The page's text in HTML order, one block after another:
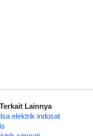
Lainnya
elektrik indosat